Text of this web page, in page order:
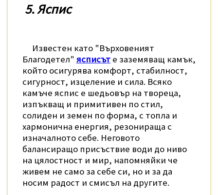
5. Яспис
Известен като "Върховеният
Благодетел" ясписът е заземяващ камък,
който осигурява комфорт, стабилност,
сигурност, изцеление и сила. Всяко
камъче яспис е шедьовър на твореца,
изпъкващ и примитивен по стил,
солиден и земен по форма, с топла и
хармонична енергия, резонираща с
изначалното себе. Неговото
балансиращо присъствие води до ниво
на цялостност и мир, напомняйки че
живем не само за себе си, но и за да
носим радост и смисъл на другите.